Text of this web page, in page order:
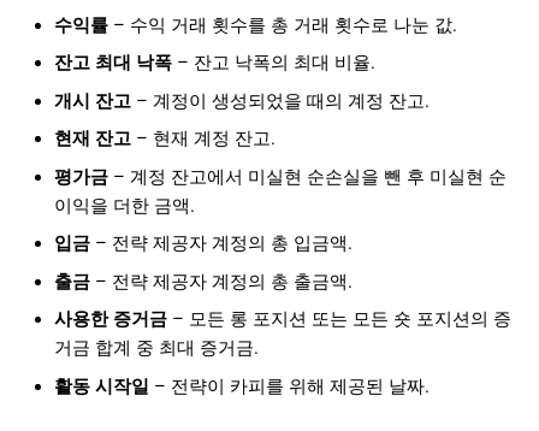
수익률– 수익 거래 횟수를 총 거래 횟수로 나눈 값.
잔고 최대 낙폭– 잔고 낙폭의 최대 비율.
개시 잔고 – 계정이 생성되었을 때의 계정 잔고.
현재 잔고– 현재 계정 잔고.
평가금– 계정 잔고에서 미실현 순손실을 뺀 후 미실현 순
이익을 더한 금액.
입금– 전략 제공자 계정의 총 입금액.
출금– 전략 제공자 계정의 총 출금액.
사용한 증거금– 모든 롱 포지션 또는 모든 숏 포지션의 증
거금 합계 중 최대 증거금.
활동 시작일 – 전략이 카피를 위해 제공된 날짜.